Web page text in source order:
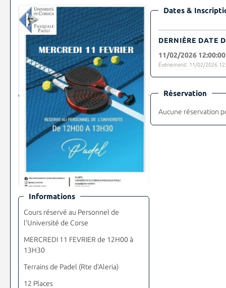
Informations
Cours réservé au Personnel de
l'Université de Corse
MERCREDI 11 FEVRIER de 12H00 à
13H30
Terrains de Padel (Rte d'Aleria)
12 Places
Dates &
DERNIÈRE DATE
11/02/2026 12:00:00
Événement: 11/02/2026
Réservation
Aucune réservation